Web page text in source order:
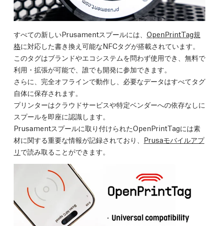
すべての新しいPrusamentスプールには、 OpenPrintTag規
格に対応した書き換え可能なNFCタグが搭載されています。
このタグはブランドやエコシステムを問わず使用でき、無料で
利用・拡張が可能で、誰でも開発に参加できます。
さらに、完全オフラインで動作し、必要なデータはすべてタグ
自体に保存されます。
プリンターはクラウドサービスや特定ベンダーへの依存なしに
スプールを即座に認識します。
Prusamentスプールに取り付けられたOpenPrintTagには素
材に関する重要な情報が記録されており、 Prusaモバイルアプ
リ で読み取ることができます。